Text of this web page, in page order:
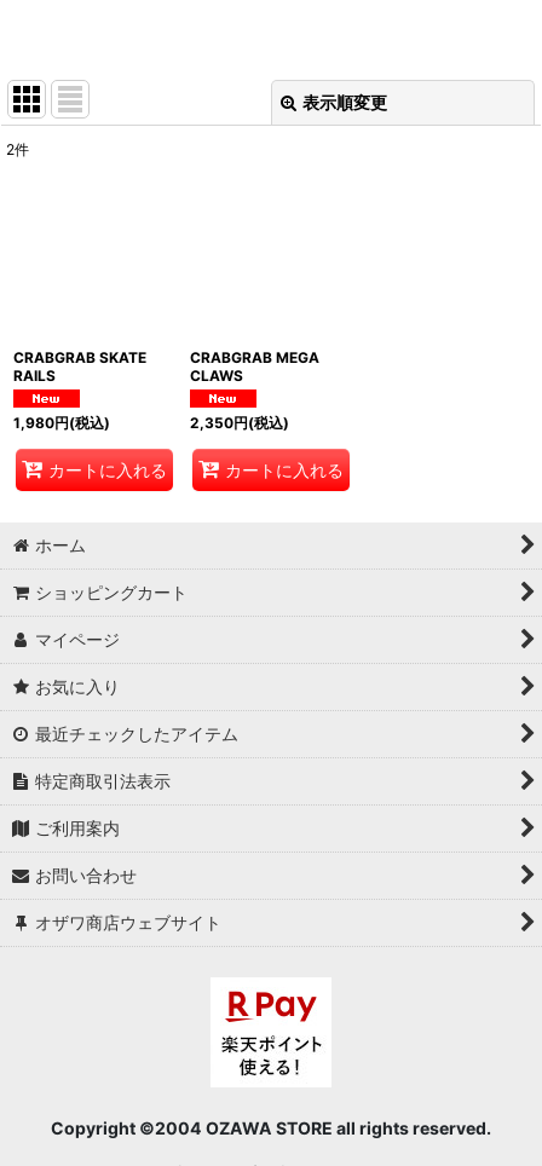
表示順変更
2件
CRABGRAB SKATE
RAILS
1,980円(税込)
カートに入れる
CRABGRAB MEGA
CLAWS
2,350円(税込)
カートに入れる
ホーム
ショッピングカート
マイページ
お気に入り
最近チェックしたアイテム
特定商取引法表示
ご利用案内
お問い合わせ
オザワ商店ウェブサイト
Copyright ©2004 OZAWA STORE all rights reserved.